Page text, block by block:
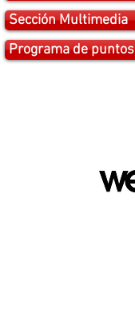
Sección Multimedia
Programa de puntos